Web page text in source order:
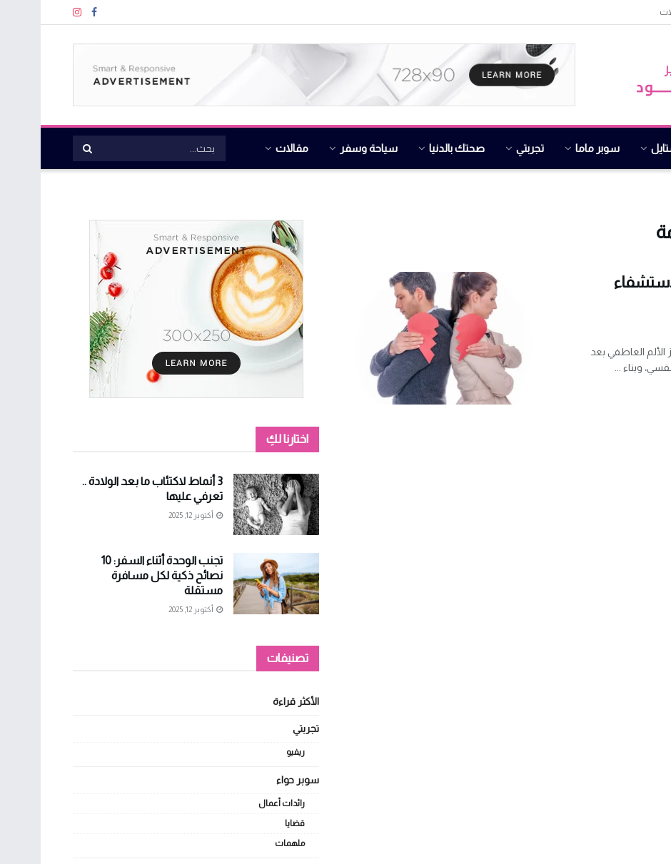
سوبر ماما تجربتي صحتك بالدنيا سياحة وسفر مقالات
العاطفي بعد
وبناء ...
اختارنا لكِ
3 أنماط لاكتئاب ما بعد الولادة ..
تعرفي عليها
أكتوبر 12, 2025
تجنب الوحدة أثناء السفر: 10
نصائح ذكية لكل مسافرة
مستقلة
أكتوبر 12, 2025
تصنيفات
الأكثر قراءة
تجربتي
ريفيو
سوبر حواء
رائدات أعمال
قضايا
ملهمات